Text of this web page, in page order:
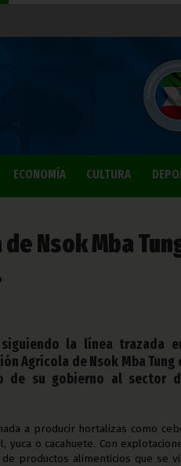
ECONOMÍA CULTURA
Nsok Mba
siguiendo la línea trazada
Agrícola de Nsok Mba Tung
de su gobierno al sector
a producir hortalizas como
o cacahuete. Con
productos alimenticios que se